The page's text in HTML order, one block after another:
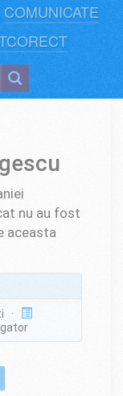
COMUNICATE
nu au fost
aceasta
·